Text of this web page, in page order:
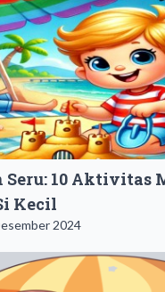
Seru: 10 Aktivitas
Kecil
2024